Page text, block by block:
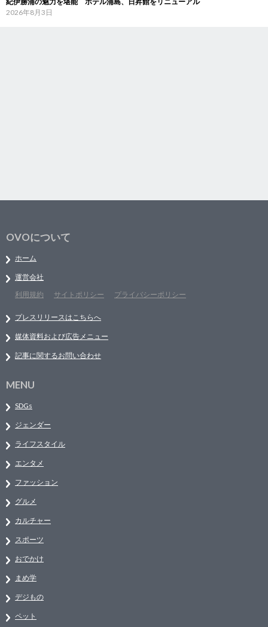
2026年8月3日
OVOについて
ホーム
運営会社
利用規約
サイトポリシー プライバシーポリシー
プレスリリースはこちらへ
媒体資料および広告メニュー
記事に関するお問い合わせ
MENU
SDGs
ジェンダー
ライフスタイル
エンタメ
ファッション
グルメ
カルチャー
スポーツ
おでかけ
まめ学
デジもの
ペット